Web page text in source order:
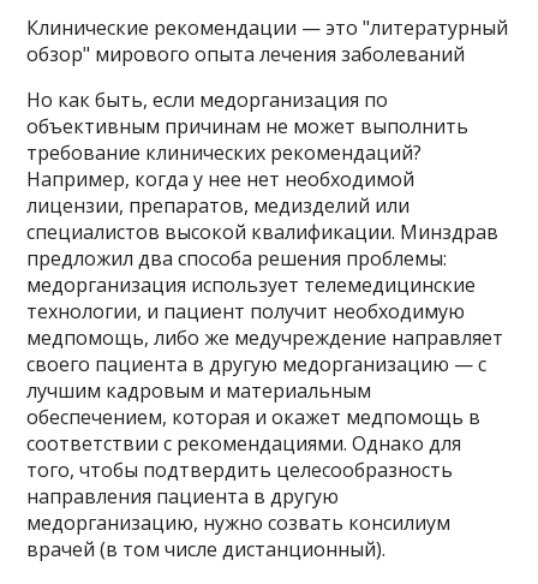
Клинические рекомендации — это "литературный
обзор" мирового опыта лечения заболеваний
Но как быть, если медорганизация по
объективным причинам не может выполнить
требование клинических рекомендаций?
Например, когда у нее нет необходимой
лицензии, препаратов, медизделий или
специалистов высокой квалификации. Минздрав
предложил два способа решения проблемы:
медорганизация использует телемедицинские
технологии, и пациент получит необходимую
медпомощь, либо же медучреждение направляет
своего пациента в другую медорганизацию — с
лучшим кадровым и материальным
обеспечением, которая и окажет медпомощь в
соответствии с рекомендациями. Однако для
того, чтобы подтвердить целесообразность
направления пациента в другую
медорганизацию, нужно созвать консилиум
врачей (в том числе дистанционный).